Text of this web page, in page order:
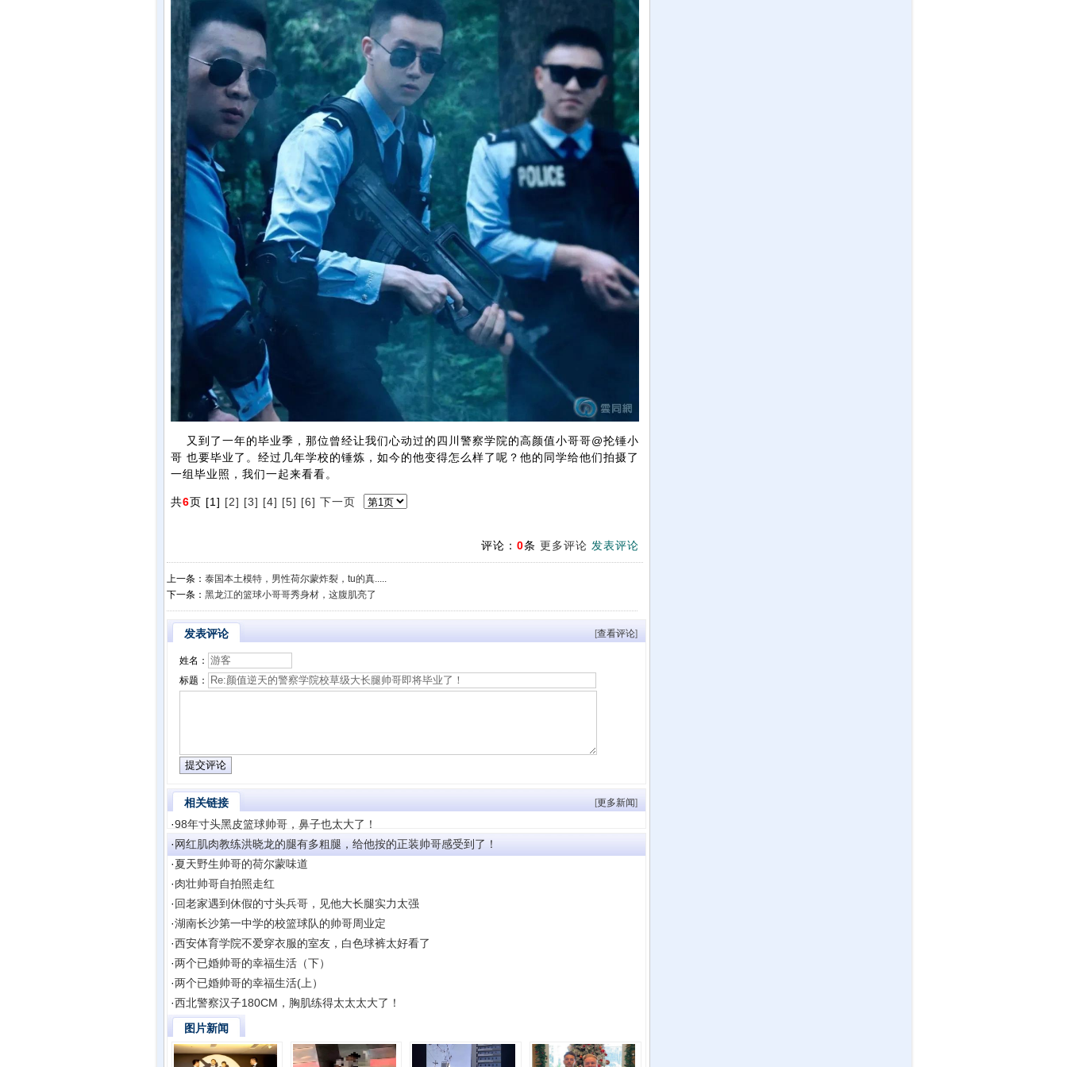
又到了一年的毕业季，那位曾经让我们心动过的四川警察学院的高颜值小哥哥@抡锤小
哥 也要毕业了。经过几年学校的锤炼，如今的他变得怎么样了呢？他的同学给他们拍摄了
一组毕业照，我们一起来看看。
共6页 [1] [2] [3] [4] [5] [6] 下一页
评论： 0条 更多评论 发表评论
上一条： 泰国本土模特，男性荷尔蒙炸裂，tu的真.....
下一条： 黑龙江的篮球小哥哥秀身材，这腹肌亮了
发表评论 [查看评论]
姓名：
标题：
相关链接 [更多新闻]
·98年寸头黑皮篮球帅哥，鼻子也太大了！
·网红肌肉教练洪晓龙的腿有多粗腿，给他按的正装帅哥感受到了！
·夏天野生帅哥的荷尔蒙味道
·肉壮帅哥自拍照走红
·回老家遇到休假的寸头兵哥，见他大长腿实力太强
·湖南长沙第一中学的校篮球队的帅哥周业定
·西安体育学院不爱穿衣服的室友，白色球裤太好看了
·两个已婚帅哥的幸福生活（下）
·两个已婚帅哥的幸福生活(上）
·西北警察汉子180CM，胸肌练得太太太大了！
图片新闻